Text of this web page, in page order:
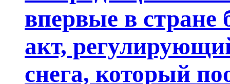
впервые в
акт,
снега, который